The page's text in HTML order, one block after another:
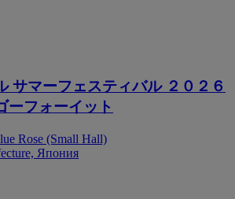
サマーフェスティバル ２０２６
ーフォーイット
Rose (Small Hall)
Япония